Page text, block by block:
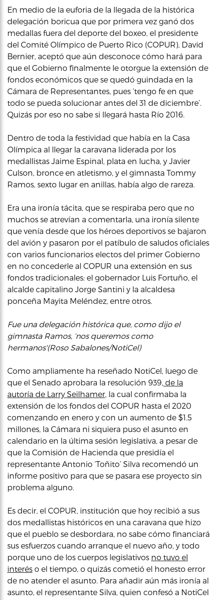
En medio de la euforia de la llegada de la histórica
delegación boricua que por primera vez ganó dos
medallas fuera del deporte del boxeo, el presidente
del Comité Olímpico de Puerto Rico (COPUR), David
Bernier, aceptó que aún desconoce cómo hará para
que el Gobierno finalmente le otorgue la extensión de
fondos económicos que se quedó guindada en la
Cámara de Representantes, pues ‘tengo fe en que
todo se pueda solucionar antes del 31 de diciembre’.
Quizás por eso no sabe si llegará hasta Río 2016.
Dentro de toda la festividad que había en la Casa
Olímpica al llegar la caravana liderada por los
medallistas Jaime Espinal, plata en lucha, y Javier
Culson, bronce en atletismo, y el gimnasta Tommy
Ramos, sexto lugar en anillas, había algo de rareza.
Era una ironía tácita, que se respiraba pero que no
muchos se atrevían a comentarla, una ironía silente
que venía desde que los héroes deportivos se bajaron
del avión y pasaron por el patíbulo de saludos oficiales
con varios funcionarios electos del primer Gobierno
en no concederle al COPUR una extensión en sus
fondos tradicionales: el gobernador Luis Fortuño, el
alcalde capitalino Jorge Santini y la alcaldesa
ponceña Mayita Meléndez, entre otros.
Fue una delegación histórica que, como dijo el
gimnasta Ramos, ‘nos queremos como
hermanos'(Roso Sabalones/NotiCel)
Como ampliamente ha reseñado NotiCel, luego de
que el Senado aprobara la resolución 939, de la
autoría de Larry Seilhamer, la cual confirmaba la
extensión de los fondos del COPUR hasta el 2020
comenzando en enero y con un aumento de $1.5
millones, la Cámara ni siquiera puso el asunto en
calendario en la última sesión legislativa, a pesar de
que la Comisión de Hacienda que presidía el
representante Antonio ‘Toñito’ Silva recomendó un
informe positivo para que se pasara ese proyecto sin
problema alguno.
Es decir, el COPUR, institución que hoy recibió a sus
dos medallistas históricos en una caravana que hizo
que el pueblo se desbordara, no sabe cómo financiará
sus esfuerzos cuando arranque el nuevo año, y todo
porque uno de los cuerpos legislativos no tuvo el
interés o el tiempo, o quizás cometió el honesto error
de no atender el asunto. Para añadir aún más ironía al
asunto, el representante Silva, quien confesó a NotiCel